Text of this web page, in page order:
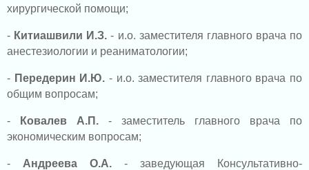
хирургической помощи;
- Китиашвили И.З. - и.о. заместителя главного врача по
анестезиологии и реаниматологии;
- Передерин И.Ю. - и.о. заместителя главного врача по
общим вопросам;
- Ковалев А.П. - заместитель главного врача по
экономическим вопросам;
- Андреева О.А. - заведующая Консультативно-